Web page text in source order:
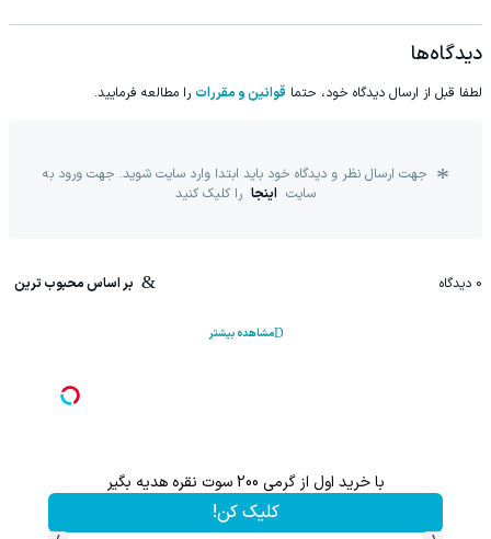
دیدگاه‌ها
لطفا قبل از ارسال دیدگاه خود، حتما قوانین و مقررات را مطالعه فرمایید.
جهت ارسال نظر و دیدگاه خود باید ابتدا وارد سایت شوید. جهت ورود به
سایت اینجا را کلیک کنید
0 دیدگاه بر اساس محبوب ترین
مشاهده بیشتر
با خرید اول از گرمی 200 سوت نقره هدیه بگیر
کلیک کن!